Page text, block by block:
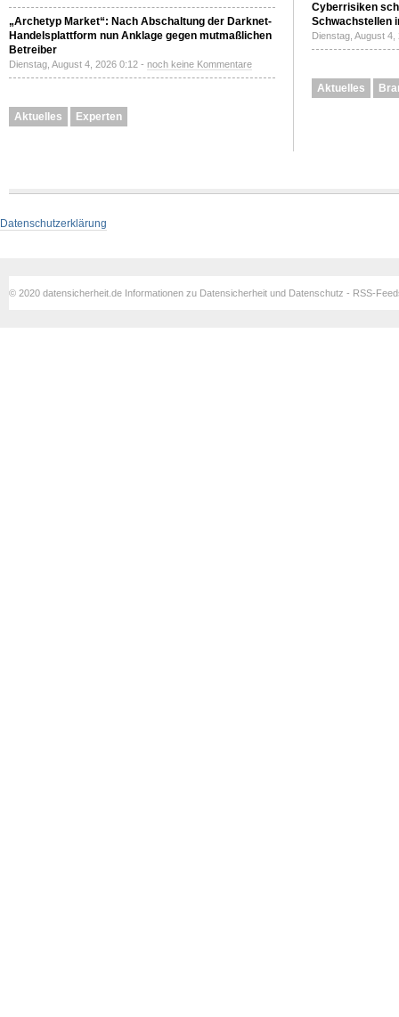
„Archetyp Market“: Nach Abschaltung der Darknet-
Handelsplattform nun Anklage gegen mutmaßlichen
Betreiber
Dienstag, August 4, 2026 0:12 - noch keine Kommentare
Aktuelles Experten
Cyberrisiken
Schwachstellen
Dienstag, August
Aktuelles
Datenschutzerklärung
© 2020 datensicherheit.de Informationen zu Datensicherheit und Datenschutz - RSS-